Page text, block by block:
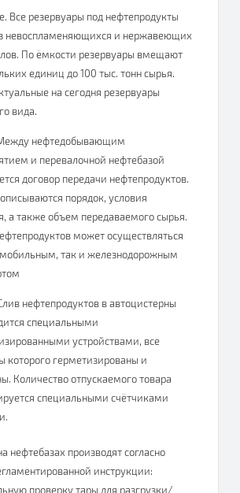
Все резервуары под нефтепродукты
невоспламеняющихся и нержавеющих
По ёмкости резервуары вмещают
единиц до 100 тыс. тонн сырья.
на сегодня резервуары
вида.
нефтедобывающим
и перевалочной нефтебазой
договор передачи нефтепродуктов.
порядок, условия
а также объем передаваемого сырья.
может осуществляться
так и железнодорожным
нефтепродуктов в автоцистерны
специальными
устройствами, все
которого герметизированы и
Количество отпускаемого товара
специальными счётчиками
нефтебазах производят согласно
инструкции:
проверку тары для разгрузки/